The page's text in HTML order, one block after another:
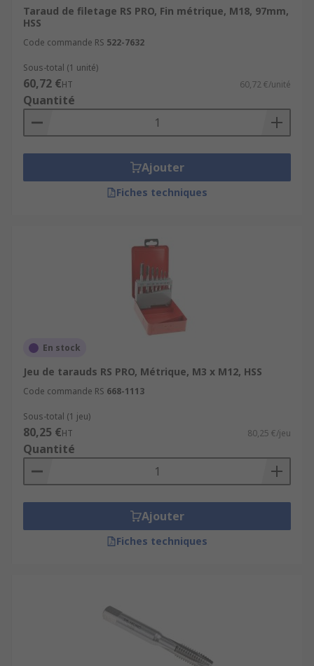
Taraud de filetage RS PRO, Fin métrique, M18, 97mm,
HSS
Code commande RS 522-7632
Sous-total (1 unité)
60,72 €HT 60,72 €/unité
Quantité
Ajouter
Fiches techniques
En stock
Jeu de tarauds RS PRO, Métrique, M3 x M12, HSS
Code commande RS 668-1113
Sous-total (1 jeu)
80,25 €HT 80,25 €/jeu
Quantité
Ajouter
Fiches techniques